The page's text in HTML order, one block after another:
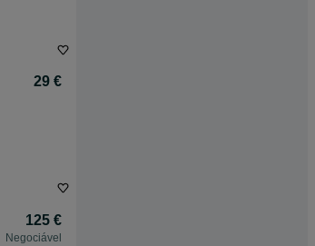
29 €
125 €
Negociável